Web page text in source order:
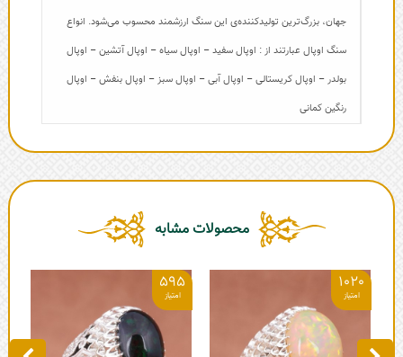
جهان، بزرگ‌ترین تولیدکننده‌ی این سنگ ارزشمند محسوب می‌شود. انواع
سنگ اوپال عبارتند از : اوپال سفید – اوپال سیاه – اوپال آتشین – اوپال
بولدر – اوپال کریستالی – اوپال آبی – اوپال سبز – اوپال بنفش – اوپال
رنگین کمانی
محصولات مشابه
1020
595